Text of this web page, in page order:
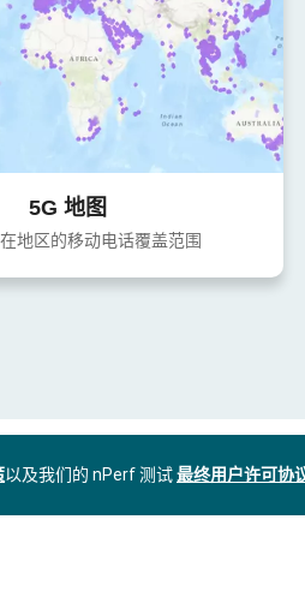
5G 地图
地区的移动电话覆盖范围
以及我们的 nPerf 测试最终用户许可协